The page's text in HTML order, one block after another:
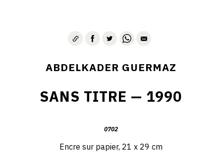
ABDELKADER GUERMAZ
SANS TITRE — 1990
0702
Encre sur papier, 21 x 29 cm